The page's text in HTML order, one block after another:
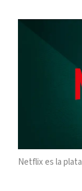
Netflix es la